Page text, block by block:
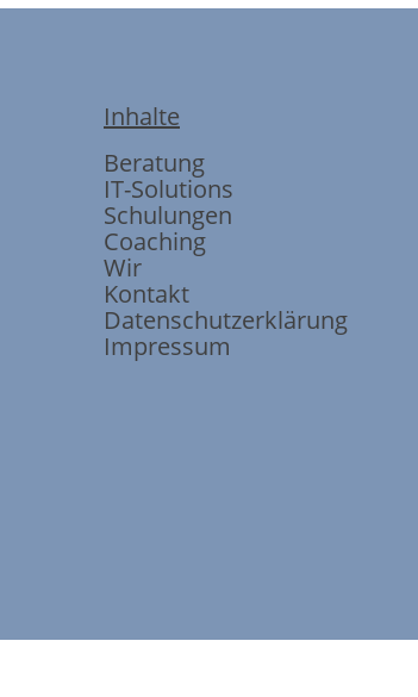
Inhalte
Beratung
IT-Solutions
Schulungen
Coaching
Wir
Kontakt
Datenschutzerklärung
Impressum